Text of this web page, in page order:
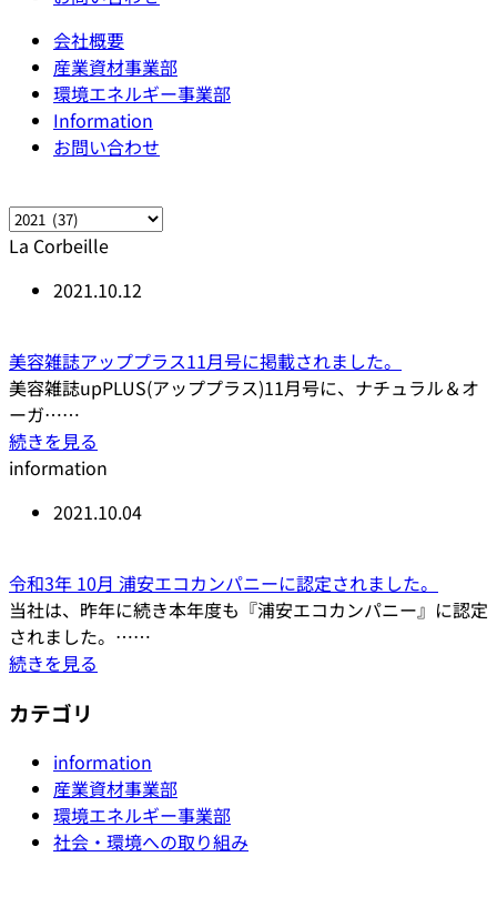
会社概要
産業資材事業部
環境エネルギー事業部
Information
お問い合わせ
La Corbeille
2021.10.12
美容雑誌アッププラス11月号に掲載されました。
美容雑誌upPLUS(アッププラス)11月号に、ナチュラル＆オ
ーガ……
続きを見る
information
2021.10.04
令和3年 10月 浦安エコカンパニーに認定されました。
当社は、昨年に続き本年度も『浦安エコカンパニー』に認定
されました。……
続きを見る
カテゴリ
information
産業資材事業部
環境エネルギー事業部
社会・環境への取り組み